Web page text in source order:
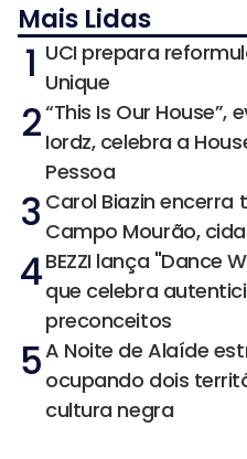
Mais Lidas
1 UCI prepara
Unique
2“This Is Our House”,
Iordz, celebra a
Pessoa
3 Carol Biazin
Campo Mourão,
4BEZZI lança "Dance
que celebra
preconceitos
5A Noite de Alaíde
ocupando dois
cultura negra